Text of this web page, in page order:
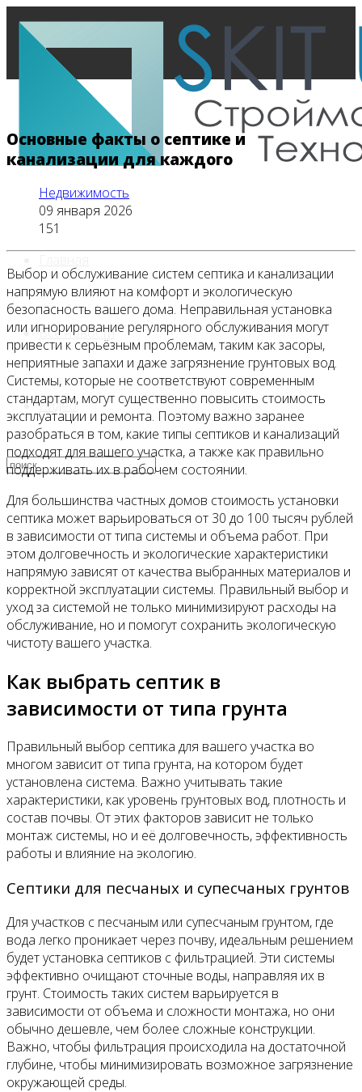
Все новости
Видео
Основные факты о септике и
канализации для каждого
Недвижимость
09 января 2026
151
Выбор и обслуживание систем септика и канализации
напрямую влияют на комфорт и экологическую
безопасность вашего дома. Неправильная установка
или игнорирование регулярного обслуживания могут
привести к серьёзным проблемам, таким как засоры,
неприятные запахи и даже загрязнение грунтовых вод.
Системы, которые не соответствуют современным
стандартам, могут существенно повысить стоимость
эксплуатации и ремонта. Поэтому важно заранее
разобраться в том, какие типы септиков и канализаций
подходят для вашего участка, а также как правильно
поддерживать их в рабочем состоянии.
Для большинства частных домов стоимость установки
септика может варьироваться от 30 до 100 тысяч рублей
в зависимости от типа системы и объема работ. При
этом долговечность и экологические характеристики
напрямую зависят от качества выбранных материалов и
корректной эксплуатации системы. Правильный выбор и
уход за системой не только минимизируют расходы на
обслуживание, но и помогут сохранить экологическую
чистоту вашего участка.
Как выбрать септик в
зависимости от типа грунта
Правильный выбор септика для вашего участка во
многом зависит от типа грунта, на котором будет
установлена система. Важно учитывать такие
характеристики, как уровень грунтовых вод, плотность и
состав почвы. От этих факторов зависит не только
монтаж системы, но и её долговечность, эффективность
работы и влияние на экологию.
Септики для песчаных и супесчаных грунтов
Для участков с песчаным или супесчаным грунтом, где
вода легко проникает через почву, идеальным решением
будет установка септиков с фильтрацией. Эти системы
эффективно очищают сточные воды, направляя их в
грунт. Стоимость таких систем варьируется в
зависимости от объема и сложности монтажа, но они
обычно дешевле, чем более сложные конструкции.
Важно, чтобы фильтрация происходила на достаточной
глубине, чтобы минимизировать возможное загрязнение
окружающей среды.